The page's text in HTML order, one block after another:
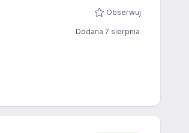
Obserwuj
Dodana 7 sierpnia